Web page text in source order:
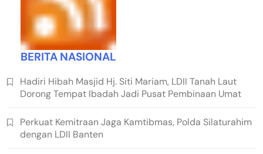
BERITA NASIONAL
Hadiri Hibah Masjid Hj. Siti Mariam, LDII Tanah Laut
Dorong Tempat Ibadah Jadi Pusat Pembinaan Umat
Perkuat Kemitraan Jaga Kamtibmas, Polda Silaturahim
dengan LDII Banten